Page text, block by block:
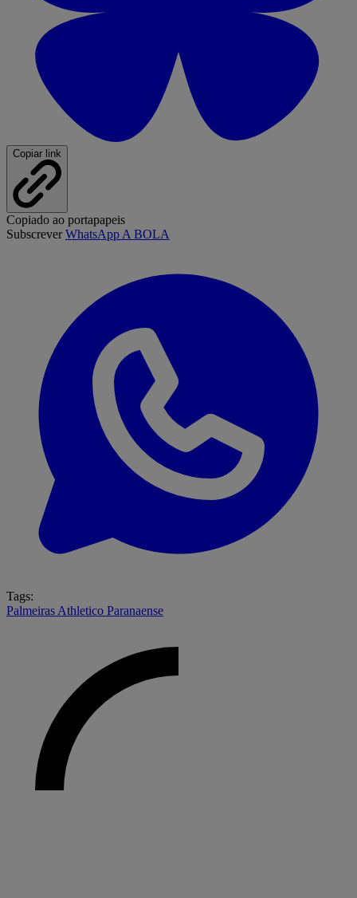
Copiar link
Copiado ao portapapeis
SubscreverWhatsApp A BOLA
Tags:
Palmeiras Athletico Paranaense